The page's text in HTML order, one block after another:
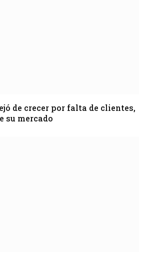
de crecer por falta de clientes,
su mercado